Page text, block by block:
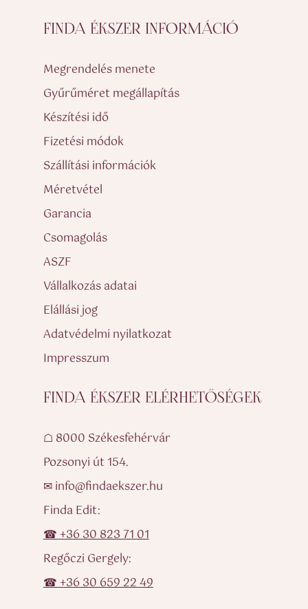
FINDA ÉKSZER INFORMÁCIÓ
Megrendelés menete
Gyűrűméret megállapítás
Készítési idő
Fizetési módok
Szállítási információk
Méretvétel
Garancia
Csomagolás
ASZF
Vállalkozás adatai
Elállási jog
Adatvédelmi nyilatkozat
Impresszum
FINDA ÉKSZER ELÉRHETŐSÉGEK
☖ 8000 Székesfehérvár
Pozsonyi út 154.
✉ info@findaekszer.hu
Finda Edit:
☎ +36 30 823 71 01
Regőczi Gergely:
☎ +36 30 659 22 49